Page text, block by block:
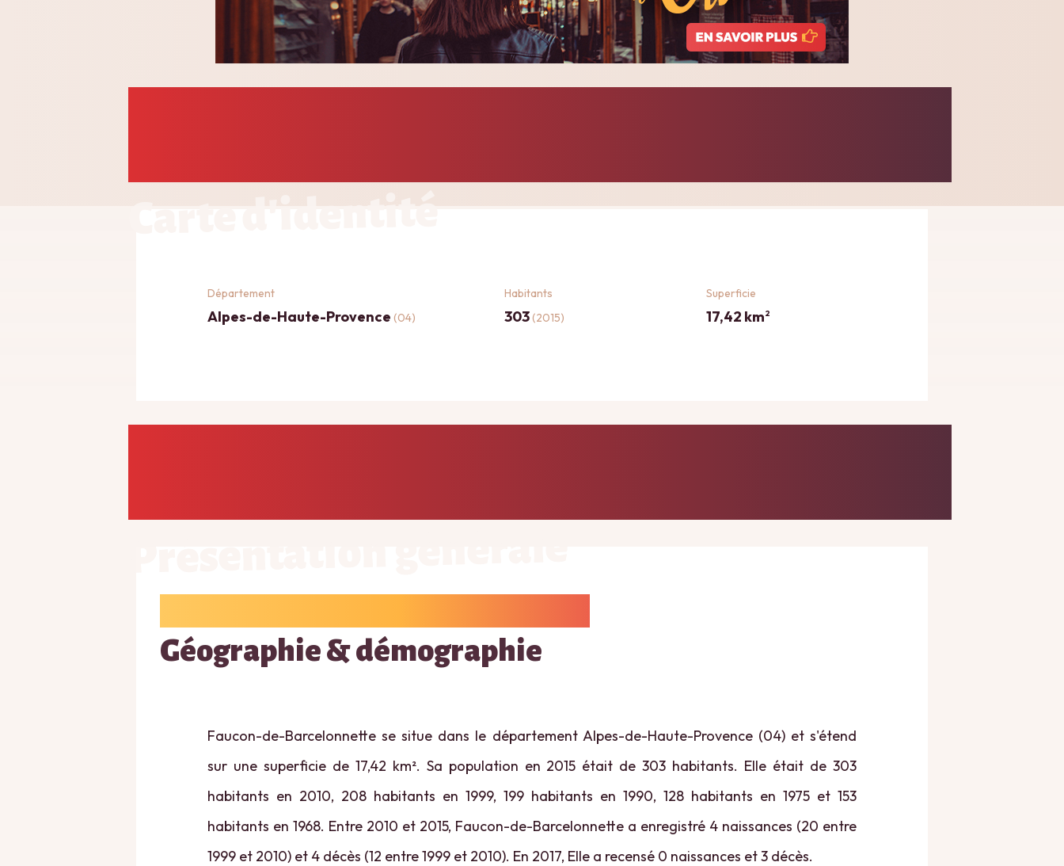
Carte d'identité
Département
Alpes-de-Haute-Provence (04)
Habitants
303(2015)
Superficie
17,42 km2
Géographie & démographie
Faucon-de-Barcelonnette se situe dans le département Alpes-de-Haute-Provence (04) et s'étend
sur une superficie de 17,42 km². Sa population en 2015 était de 303 habitants. Elle était de 303
habitants en 2010, 208 habitants en 1999, 199 habitants en 1990, 128 habitants en 1975 et 153
habitants en 1968. Entre 2010 et 2015, Faucon-de-Barcelonnette a enregistré 4 naissances (20 entre
1999 et 2010) et 4 décès (12 entre 1999 et 2010). En 2017, Elle a recensé 0 naissances et 3 décès.